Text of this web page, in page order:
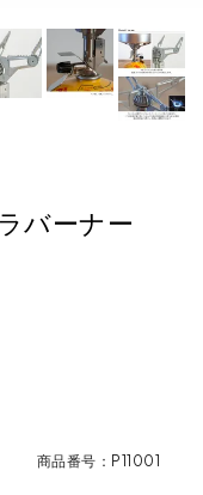
バーナー
商品番号 P11001